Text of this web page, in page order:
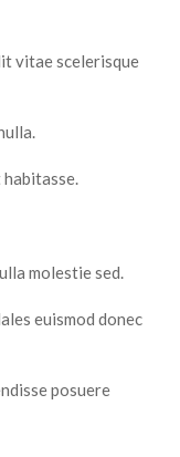
vitae scelerisque
molestie sed.
euismod donec
posuere